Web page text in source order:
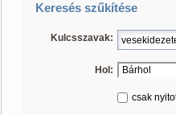
Keresés szűkítése
Kulcsszavak:
Hol:
csak